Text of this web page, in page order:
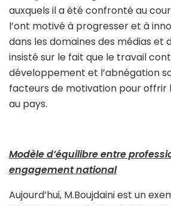
auxquels il a été confronté au
l’ont motivé à progresser et à
dans les domaines des médias et
insisté sur le fait que le travail
développement et l’abnégation
facteurs de motivation pour offrir
au pays.
Modèle d’équilibre entre
engagement national
Aujourd’hui, M.Boujdaini est un